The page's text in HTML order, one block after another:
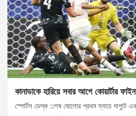
কানাডাকে হারিয়ে সবার আগে কোয়ার্টার
স্পোর্টস ডেস্ক :শেষ ষোলোর প্রথম ম্যাচে দাপুটে